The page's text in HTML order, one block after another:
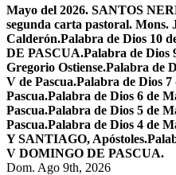
Mayo del 2026. SANTOS
segunda carta pastoral. Mons.
Calderón.Palabra de Dios 10
DE PASCUA.Palabra de Dios
Gregorio Ostiense.Palabra de
V de Pascua.Palabra de Dios 7
Pascua.Palabra de Dios 6 de
Pascua.Palabra de Dios 5 de
Pascua.Palabra de Dios 4 de
Y SANTIAGO, Apóstoles.
V DOMINGO DE PASCUA.
Dom. Ago 9th, 2026